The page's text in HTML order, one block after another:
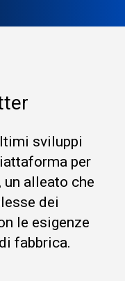
sviluppi
per
alleato che
dei
le esigenze
fabbrica.